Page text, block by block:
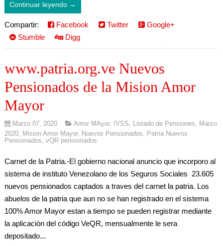
Continuar leyendo →
Compartir: Facebook Twitter
Google+
Stumble
Digg
www.patria.org.ve Nuevos
Pensionados de la Mision Amor
Mayor
Marzo 07, 2020 Amor MAyor, IVSS, Listado de Pensiones, Marzo
2020, Mision Amor Mayor, Nuevos Pensionados, Patria Nuevos
Pensionados, vQR pensionados
Carnet de la Patria.-El gobierno nacional anuncio que incorporo al
sistema de instituto Venezolano de los Seguros Sociales 23.605
nuevos pensionados captados a traves del carnet la patria. Los
abuelos de la patria que aun no se han registrado en el sistema
100% Amor Mayor estan a tiempo se pueden registrar mediante
la aplicación del código VeQR, mensualmente le sera
depositado...